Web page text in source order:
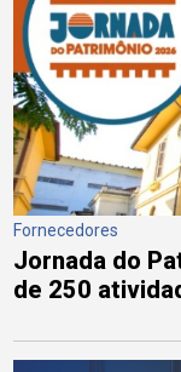
Fornecedores
Jornada do
de 250